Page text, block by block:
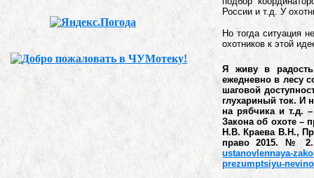
России и т.д. У
Но тогда ситуация
охотников к этой
Я живу в
ежедневно в лесу
шаговой
глухариный ток. И
на рябчика и т.д.
Закона об охоте –
Н.В. Краева В.Н.,
право 2015. №
ustanovlennaya-
prezumptsiyu-